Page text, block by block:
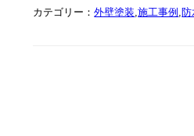
カテゴリー：外壁塗装,施工事例 ,